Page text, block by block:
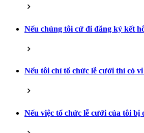
Liên lạc
EN
Nếu chúng tôi cứ đi đăng ký kết
Nếu tôi chỉ tổ chức lễ cưới thì có
Nếu việc tổ chức lễ cưới của tôi bị